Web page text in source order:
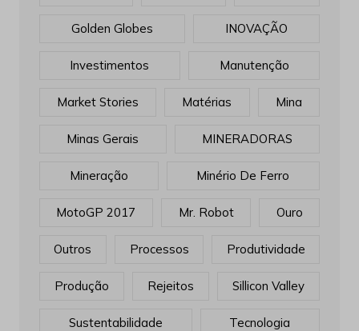
Golden Globes INOVAÇÃO
Investimentos Manutenção
Market Stories Matérias Mina
Minas Gerais MINERADORAS
Mineração Minério De Ferro
MotoGP 2017 Mr. Robot Ouro
Outros Processos Produtividade
Produção Rejeitos Sillicon Valley
Sustentabilidade Tecnologia